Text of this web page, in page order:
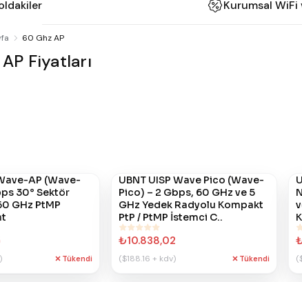
Kurumsal
60 Ghz AP
Fiyatları
AP (Wave-
30° Sektör
GHz PtMP
Tükendi
879
UBNT UISP Wave Pico (Wave-
Pico) – 2 Gbps, 60 GHz ve 5
GHz Yedek Radyolu Kompakt
PtP / PtMP İstemci C..
₺10.838,02
($188.16 + kdv) Tükendi